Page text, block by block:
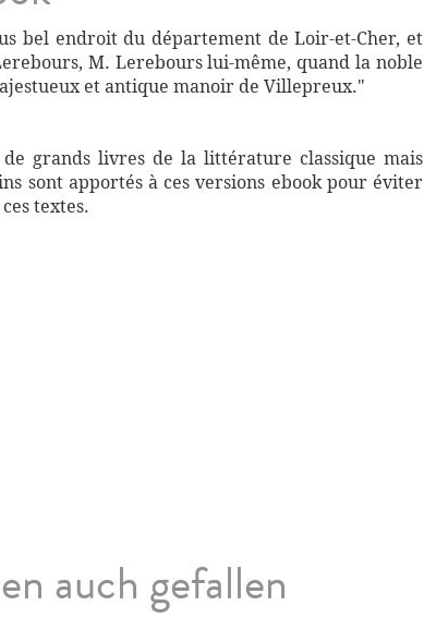
bel endroit du département de Loir-et-Cher, et
M. Lerebours lui-même, quand la noble
et antique manoir de Villepreux."
grands livres de la littérature classique mais
sont apportés à ces versions ebook pour éviter
textes.
auch gefallen